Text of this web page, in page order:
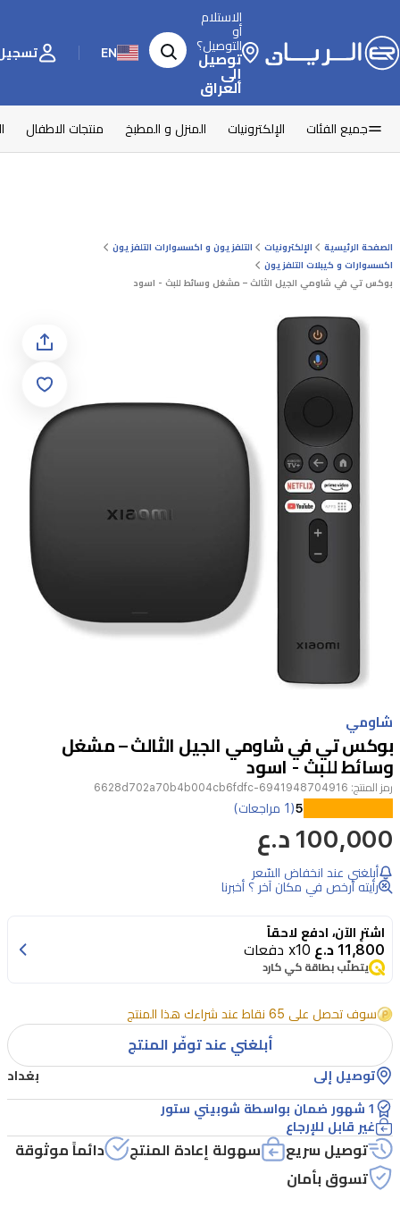
الاستلام
أو
التوصيل؟
توصيل
إلى
العراق
EN تسجيل
جميع الفئات الإلكترونيات المنزل و المطبخ منتجات الاطفال
الصفحة الرئيسية الإلكترونيات
التلفزيون و اكسسوارات التلفزيون
اكسسوارات و كيبلات التلفزيون
بوكس تي في شاومي الجيل الثالث – مشغل وسائط للبث - اسود
1
1
شاومي
بوكس تي في شاومي الجيل الثالث – مشغل
وسائط للبث - اسود
رمز المنتج: 6941948704916-6628d702a70b4b004cb6fdfc
بتجربة
عالية
مع
صندوق
شاومي
إصدار
الثالث.
يوفر
دقة
4K
UHD،
5(1 مراجعات)
100,000 د.ع
أبلغني عند انخفاض السّعر
رأيته أرخص في مكان آخر ؟ أخبرنا
اشترِ الآن، ادفع لاحقاً
11,800 د.ع x10 دفعات
يتطلّب بطاقة كي كارد
سوف تحصل على 65 نقاط عند شراءك هذا المنتج
أبلغني عند توفّر المنتج
توصيل إلى بغداد
1 شهور ضمان بواسطة شوبيني ستور
غير قابل للإرجاع
توصيل سريع سهولة إعادة المنتج
دائماً موثوقة
تسوق بأمان